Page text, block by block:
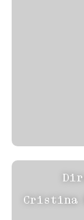
Cristina